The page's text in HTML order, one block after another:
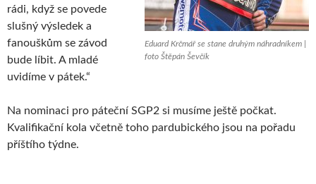
Eduard Krčmář se stane druhým náhradníkem |
foto Štěpán Ševčík
rádi, když se povede
slušný výsledek a
fanouškům se závod
bude líbit. A mladé
uvidíme v pátek.“
Na nominaci pro páteční SGP2 si musíme ještě počkat.
Kvalifikační kola včetně toho pardubického jsou na pořadu
příštího týdne.